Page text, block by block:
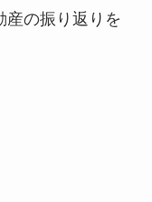
産の振り返りを